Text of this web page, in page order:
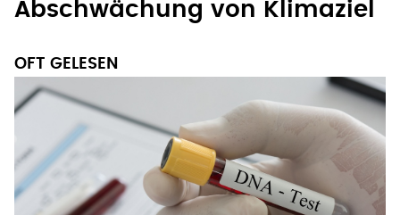
Abschwächung von Klimaziel
OFT GELESEN